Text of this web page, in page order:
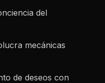
del
mecánicas
de deseos con